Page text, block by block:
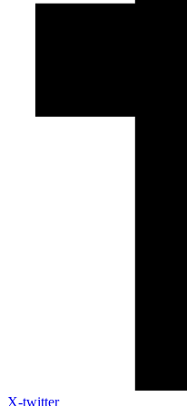
X-twitter